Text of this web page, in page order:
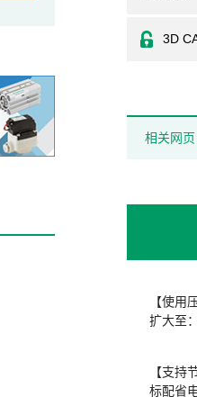
3D
相关网页
【使用
扩大至
【支持
标配省